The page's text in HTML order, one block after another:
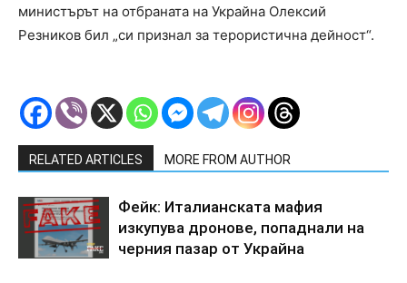
министърът на отбраната на Украйна Олексий
Резников бил „си признал за терористична дейност“.
RELATED ARTICLES MORE FROM AUTHOR
Фейк: Италианската мафия
изкупува дронове, попаднали на
черния пазар от Украйна